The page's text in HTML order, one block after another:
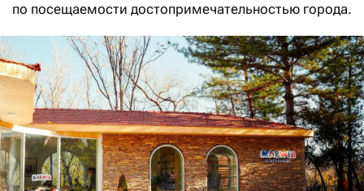
по посещаемости достопримечательностью города.